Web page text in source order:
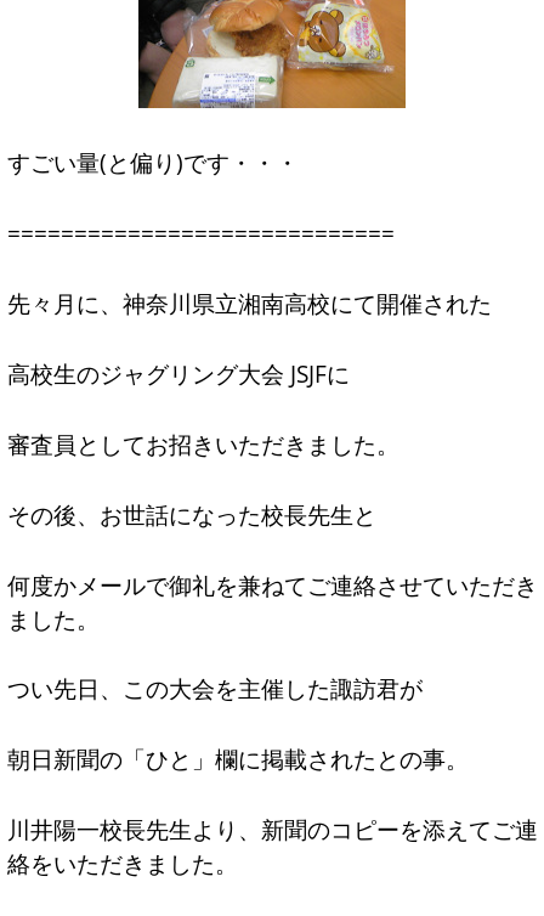
すごい量(と偏り)です・・・
=============================
先々月に、 神奈川県立湘南高校にて開催された
高校生のジャグリング大会 JSJFに
審査員としてお招きいただきました。
その後、お世話になった校長先生と
何度かメールで御礼を兼ねてご連絡させていただき
ました。
つい先日、この大会を主催した諏訪君が
朝日新聞の「ひと」欄に掲載されたとの事。
川井陽一校長先生より、新聞のコピーを添えてご連
絡をいただきました。